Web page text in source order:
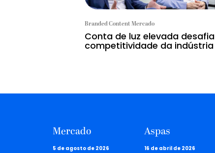
Branded Content Mercado
Conta de luz elevada desafia
competitividade da indústria
Mercado
5 de agosto de 2026
Aspas
16 de abril de 2026